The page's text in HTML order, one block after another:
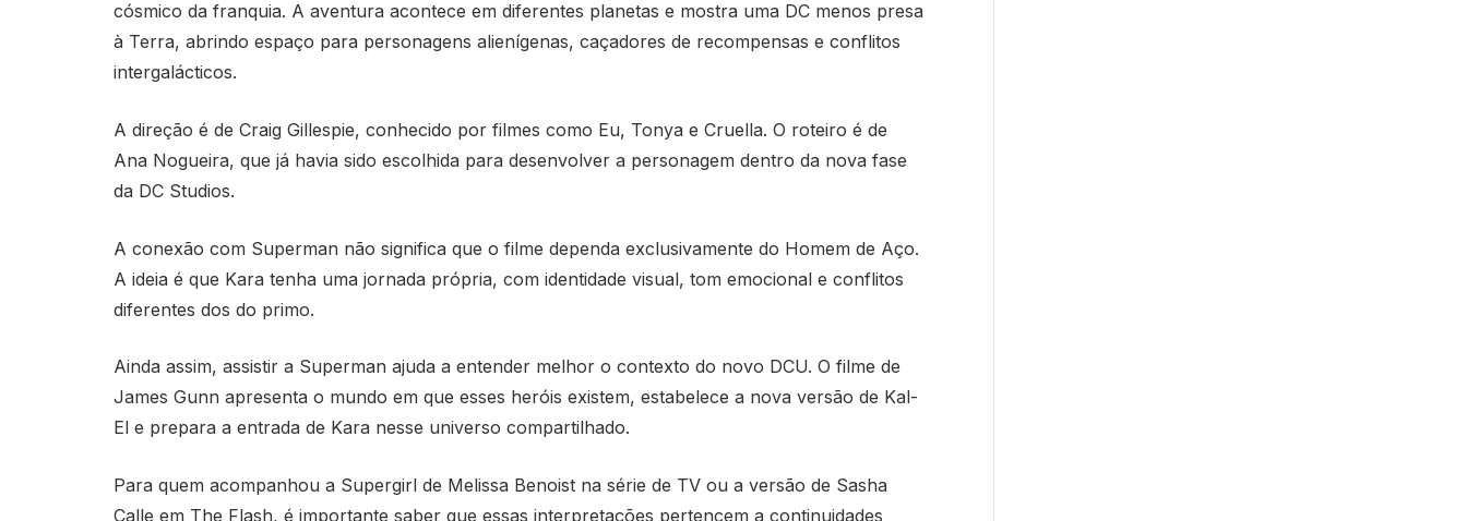
cósmico da franquia. A aventura acontece em diferentes planetas e mostra uma DC menos presa
à Terra, abrindo espaço para personagens alienígenas, caçadores de recompensas e conflitos
intergalácticos.
A direção é de Craig Gillespie, conhecido por filmes como Eu, Tonya e Cruella. O roteiro é de
Ana Nogueira, que já havia sido escolhida para desenvolver a personagem dentro da nova fase
da DC Studios.
A conexão com Superman não significa que o filme dependa exclusivamente do Homem de Aço.
A ideia é que Kara tenha uma jornada própria, com identidade visual, tom emocional e conflitos
diferentes dos do primo.
Ainda assim, assistir a Superman ajuda a entender melhor o contexto do novo DCU. O filme de
James Gunn apresenta o mundo em que esses heróis existem, estabelece a nova versão de Kal-
El e prepara a entrada de Kara nesse universo compartilhado.
Para quem acompanhou a Supergirl de Melissa Benoist na série de TV ou a versão de Sasha
Calle em The Flash, é importante saber que essas interpretações pertencem a continuidades